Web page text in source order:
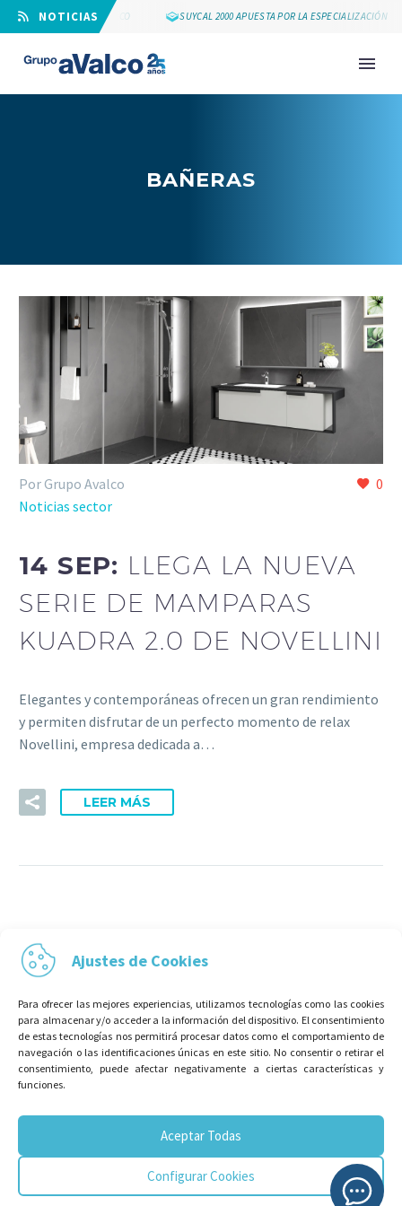
Ajustes de Cookies
Para ofrecer las mejores experiencias, utilizamos tecnologías como las cookies
para almacenar y/o acceder a la información del dispositivo. El consentimiento
de estas tecnologías nos permitirá procesar datos como el comportamiento de
navegación o las identificaciones únicas en este sitio. No consentir o retirar el
consentimiento, puede afectar negativamente a ciertas características y
funciones.
Aceptar Todas
Configurar Cookies
⠀NOTICIAS
25 AÑOS DE GRUPO AVALCO SUYCAL 2000 APUESTA POR LA ESPECIALIZACIÓN
NOVEDAD
BAÑERAS
0
Por Grupo Avalco
Noticias sector
14 SEP: LLEGA LA NUEVA
SERIE DE MAMPARAS
KUADRA 2.0 DE NOVELLINI
Elegantes y contemporáneas ofrecen un gran rendimiento
y permiten disfrutar de un perfecto momento de relax
Novellini, empresa dedicada a…
LEER MÁS